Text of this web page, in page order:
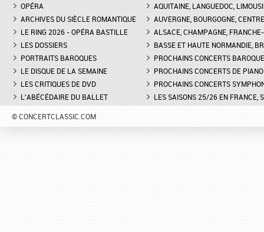
OPÉRA
ARCHIVES DU SIÈCLE ROMANTIQUE
LE RING 2026 - OPÉRA BASTILLE
LES DOSSIERS
PORTRAITS BAROQUES
LE DISQUE DE LA SEMAINE
LES CRITIQUES DE DVD
L'ABÉCÉDAIRE DU BALLET
AQUITAINE, LANGUEDOC,
AUVERGNE, BOURGOGNE, CENTRE
ALSACE, CHAMPAGNE,
BASSE ET HAUTE NORMANDIE,
PROCHAINS CONCERTS
PROCHAINS CONCERTS DE PIANO
PROCHAINS CONCERTS
LES SAISONS 25/26 EN FRANCE,
© CONCERTCLASSIC.COM